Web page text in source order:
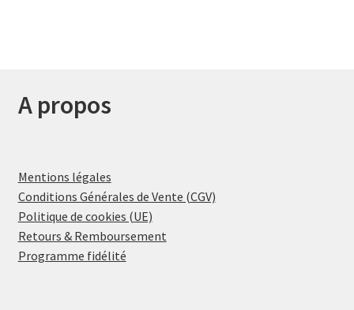
A propos
Mentions légales
Conditions Générales de Vente (CGV)
Politique de cookies (UE)
Retours & Remboursement
Programme fidélité